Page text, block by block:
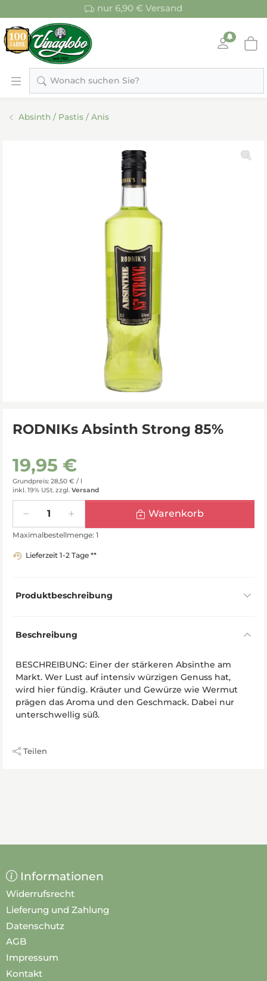
nur 6,90 € Versand
Wonach suchen Sie?
Absinth / Pastis / Anis
RODNIKs Absinth Strong 85%
19,95 €
Grundpreis: 28,50 € / l
inkl. 19% USt. zzgl. Versand
Warenkorb
Maximalbestellmenge: 1
Lieferzeit 1-2 Tage **
Produktbeschreibung
Beschreibung
BESCHREIBUNG: Einer der stärkeren Absinthe am
Markt. Wer Lust auf intensiv würzigen Genuss hat,
wird hier fündig. Kräuter und Gewürze wie Wermut
prägen das Aroma und den Geschmack. Dabei nur
unterschwellig süß.
Teilen
Informationen
Widerrufsrecht
Lieferung und Zahlung
Datenschutz
AGB
Impressum
Kontakt